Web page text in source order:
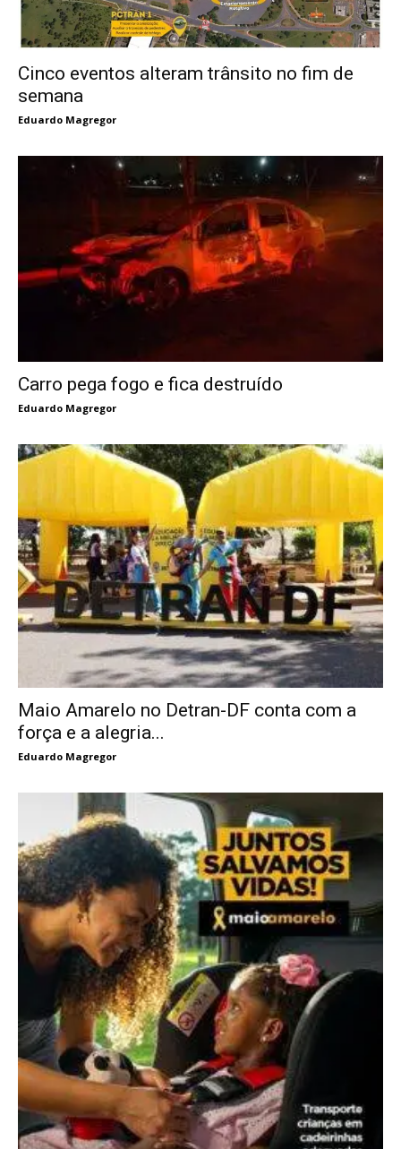
Cinco eventos alteram trânsito no fim de
semana
Eduardo Magregor
Carro pega fogo e fica destruído
Eduardo Magregor
Maio Amarelo no Detran-DF conta com a
força e a alegria...
Eduardo Magregor